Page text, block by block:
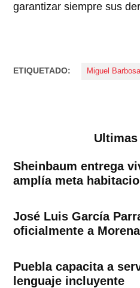
garantizar siempre sus
ETIQUETADO: Miguel
Sheinbaum entrega
amplía meta
José Luis García
oficialmente a
Puebla capacita a
lenguaje incluyente